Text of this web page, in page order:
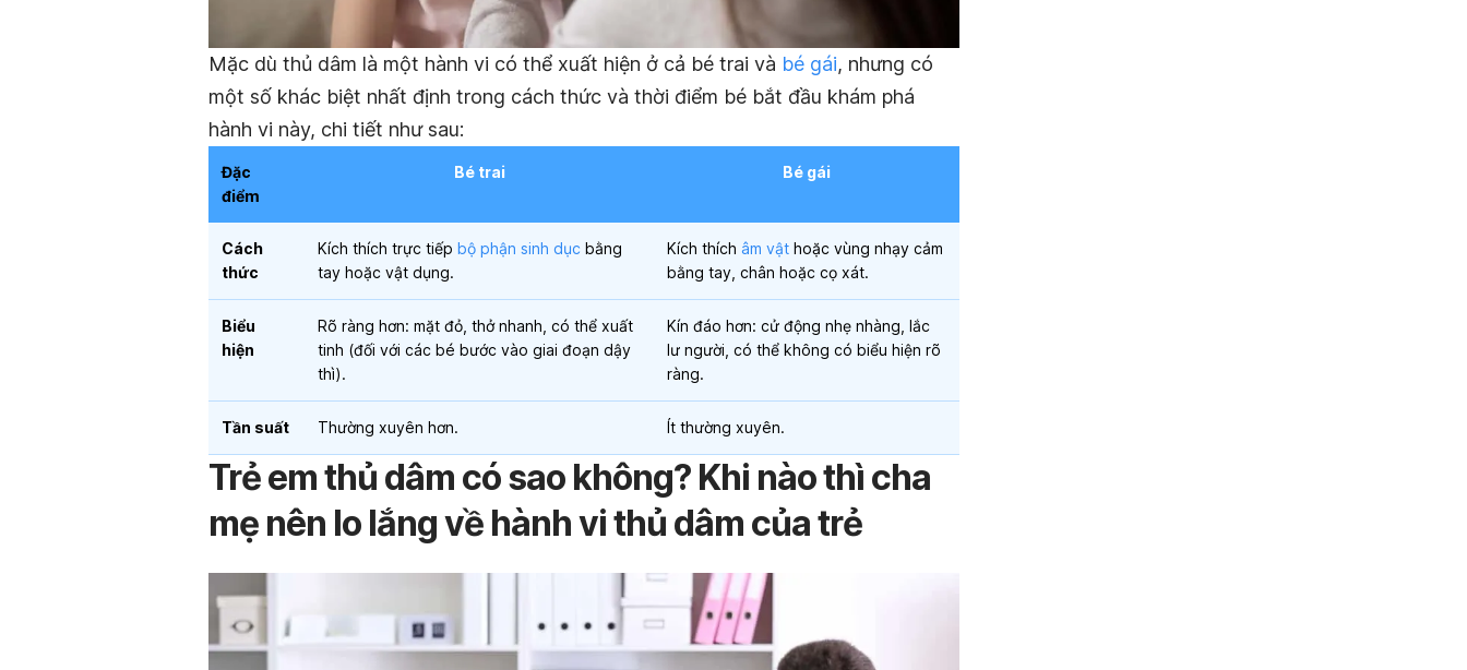
Mặc dù thủ dâm là một hành vi có thể xuất hiện ở cả bé trai và bé gái, nhưng có
một số khác biệt nhất định trong cách thức và thời điểm bé bắt đầu khám phá
hành vi này, chi tiết như sau:
Đặc
điểm
Bé trai Bé gái
Cách
thức
Kích thích trực tiếp bộ phận sinh dục bằng
tay hoặc vật dụng.
Kích thích âm vật hoặc vùng nhạy cảm
bằng tay, chân hoặc cọ xát.
Biểu
hiện
Rõ ràng hơn: mặt đỏ, thở nhanh, có thể xuất
tinh (đối với các bé bước vào giai đoạn dậy
thì).
Kín đáo hơn: cử động nhẹ nhàng, lắc
lư người, có thể không có biểu hiện rõ
ràng.
Tần suất Thường xuyên hơn. Ít thường xuyên.
Trẻ em thủ dâm có sao không? Khi nào thì cha
mẹ nên lo lắng về hành vi thủ dâm của trẻ